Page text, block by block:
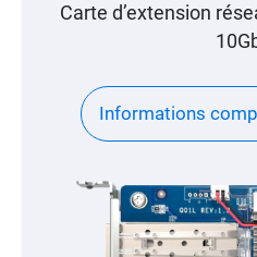
Carte d’extension
Informations